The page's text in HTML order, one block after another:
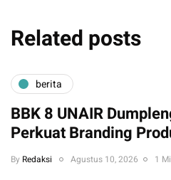
Related posts
berita
BBK 8 UNAIR
Perkuat Branding
By Redaksi Agustus 10, 2026 1